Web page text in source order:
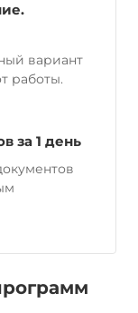
вариант
работы.
за 1 день